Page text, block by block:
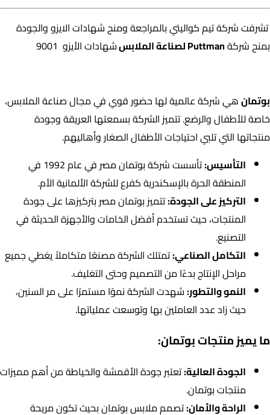
تشرفت شركة تيم كواليتي بالمراجعة ومنح شهادات الايزو والجودة
بمنح شركةPuttman لصناعة الملابس شهادات الأيزو 9001
بوتمانهي شركة عالمية لها حضور قوي في مجال صناعة الملابس،
خاصة للأطفال والرضع. تتميز الشركة بسمعتها العريقة وجودة
منتجاتها التي تلبي احتياجات الأطفال الصغار وأهاليهم.
التأسيس:
تأسست شركة بوتمان مصر في عام 1992 في
المنطقة الحرة بالإسكندرية كفرع للشركة الألمانية الأم.
التركيز على الجودة:تتميز بوتمان مصر بتركيزها على جودة
المنتجات، حيث تستخدم أفضل الخامات والأجهزة الحديثة في
التصنيع.
التكامل الصناعي:تمتلك الشركة مصنعًا متكاملاً يغطي جميع
مراحل الإنتاج بدءًا من التصميم وحتى التغليف.
النمو والتطور:شهدت الشركة نموًا مستمرًا على مر السنين،
حيث زاد عدد العاملين بها وتوسعت عملياتها.
ما يميز منتجات بوتمان:
الجودة العالية:تعتبر جودة الأقمشة والخياطة من أهم مميزات
منتجات بوتمان.
الراحة والأمان:تصمم ملابس بوتمان بحيث تكون مريحة